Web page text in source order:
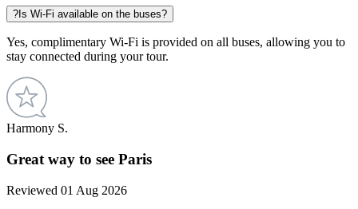
? Is Wi-Fi available on the buses?
Yes, complimentary Wi-Fi is provided on all buses, allowing you to
stay connected during your tour.
Harmony S.
Great way to see Paris
Reviewed 01 Aug 2026